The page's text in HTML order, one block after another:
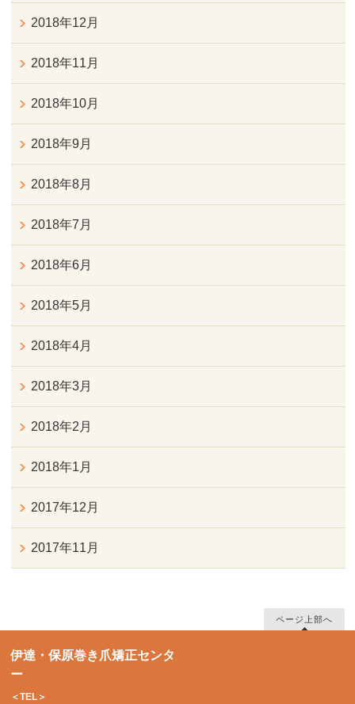
2018年12月
2018年11月
2018年10月
2018年9月
2018年8月
2018年7月
2018年6月
2018年5月
2018年4月
2018年3月
2018年2月
2018年1月
2017年12月
2017年11月
ページ上部へ
伊達・保原巻き爪矯正センタ
ー
＜TEL＞